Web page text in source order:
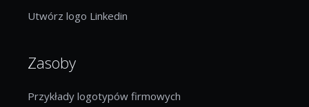
Utwórz logo Linkedin
Zasoby
Przykłady logotypów firmowych